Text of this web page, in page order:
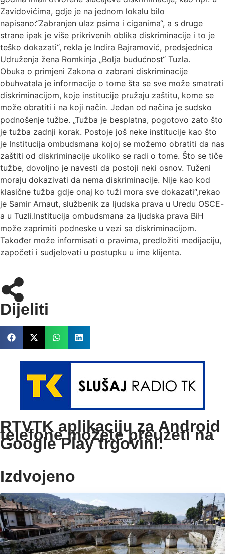
Zavidovićima, gdje je na jednom lokalu bilo
napisano:“Zabranjen ulaz psima i ciganima“, a s druge
strane ipak je više prikrivenih oblika diskriminacije i to je
teško dokazati“, rekla je Indira Bajramović, predsjednica
Udruženja žena Romkinja „Bolja budućnost“ Tuzla.
Obuka o primjeni Zakona o zabrani diskriminacije
obuhvatala je informacije o tome šta se sve može smatrati
diskriminacijom, koje institucije pružaju zaštitu, kome se
može obratiti i na koji način. Jedan od načina je sudsko
podnošenje tužbe. „Tužba je besplatna, pogotovo zato što
je tužba zadnji korak. Postoje još neke institucije kao što
je Institucija ombudsmana kojoj se možemo obratiti da nas
zaštiti od diskriminacije ukoliko se radi o tome. Što se tiče
tužbe, dovoljno je navesti da postoji neki osnov. Tuženi
moraju dokazivati da nema diskriminacije. Nije kao kod
klasične tužba gdje onaj ko tuži mora sve dokazati“,rekao
je Samir Arnaut, službenik za ljudska prava u Uredu OSCE-
a u Tuzli.Institucija ombudsmana za ljudska prava BiH
može zaprimiti podneske u vezi sa diskriminacijom.
Također može informisati o pravima, predložiti medijaciju,
započeti i sudjelovati u postupku u ime klijenta.
Dijeliti
RTVTK aplikaciju za Android
telefone možete preuzeti na
Google Play trgovini:
Izdvojeno